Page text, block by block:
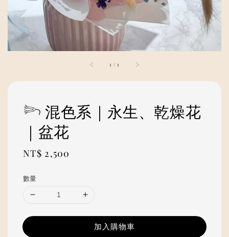
1 /1
𓆸 混色系｜永生、乾燥花
｜盆花
Regular
NT$ 2,500
數量
加入購物車